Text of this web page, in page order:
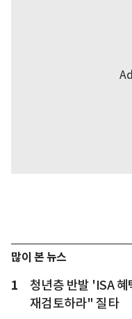
많이 본 뉴스
1
청년층 반발 'ISA
재검토하라" 질타